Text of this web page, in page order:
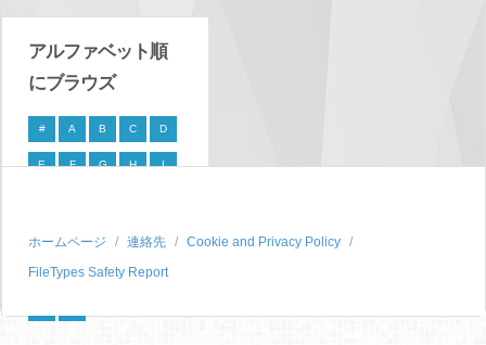
アルファベット順
にブラウズ
# A B C D
E F G H I
P Q R S
T U V W X
ホームページ 連絡先
Cookie and Privacy Policy
FileTypes Safety Report